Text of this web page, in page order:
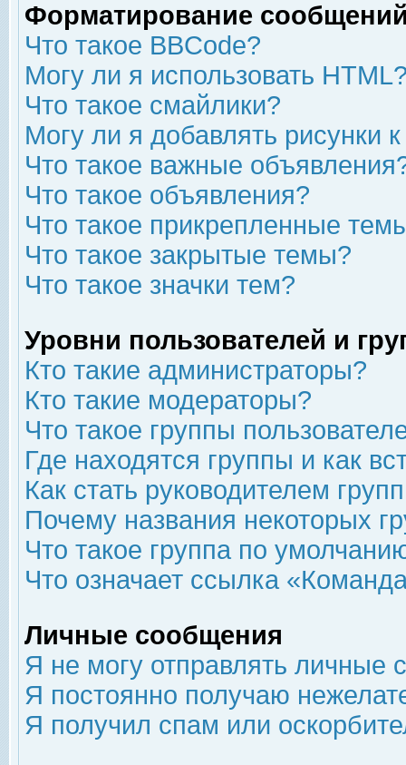
Форматирование
Что такое BBCode?
Могу ли я использовать
Что такое смайлики?
Могу ли я добавлять рисунки
Что такое важные
Что такое объявления?
Что такое прикрепленные
Что такое закрытые темы?
Что такое значки тем?
Уровни пользователей и
Кто такие администраторы?
Кто такие модераторы?
Что такое группы
Где находятся группы и как
Как стать руководителем
Почему названия некоторых
Что такое группа по
Что означает ссылка
Личные сообщения
Я не могу отправлять личные
Я постоянно получаю
Я получил спам или